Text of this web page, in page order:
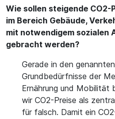
Wie sollen steigende CO2-
im Bereich Gebäude,
mit notwendigem sozialen
gebracht werden?
Gerade in den
Grundbedürfnisse der
Ernährung und Mobilität
wir CO2-Preise als
für falsch. Damit ein